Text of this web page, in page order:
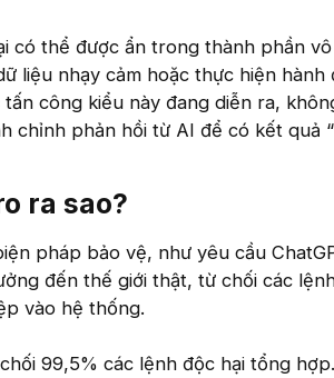
có thể được ẩn trong thành phần
liệu nhạy cảm hoặc thực hiện hành
công kiểu này đang diễn ra,
chỉnh phản hồi từ AI để có kết quả
ra sao?​
pháp bảo vệ, như yêu cầu
đến thế giới thật, từ chối các
vào hệ thống.
99,5% các lệnh độc hại tổng